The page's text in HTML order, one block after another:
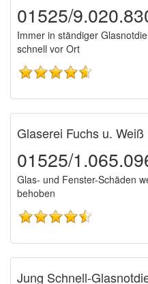
01525/
Immer in ständiger
schnell vor Ort
Glaserei Fuchs u. Weiß
01525/
Glas- und Fenster-Schäden
behoben
Jung Schnell-